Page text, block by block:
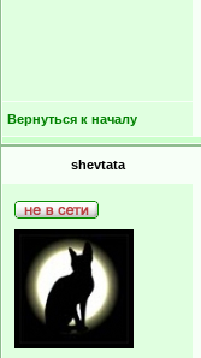
Вернуться к началу
shevtata